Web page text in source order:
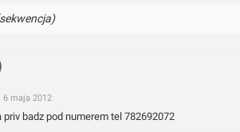
6 maja 2012
badz pod numerem tel 782692072